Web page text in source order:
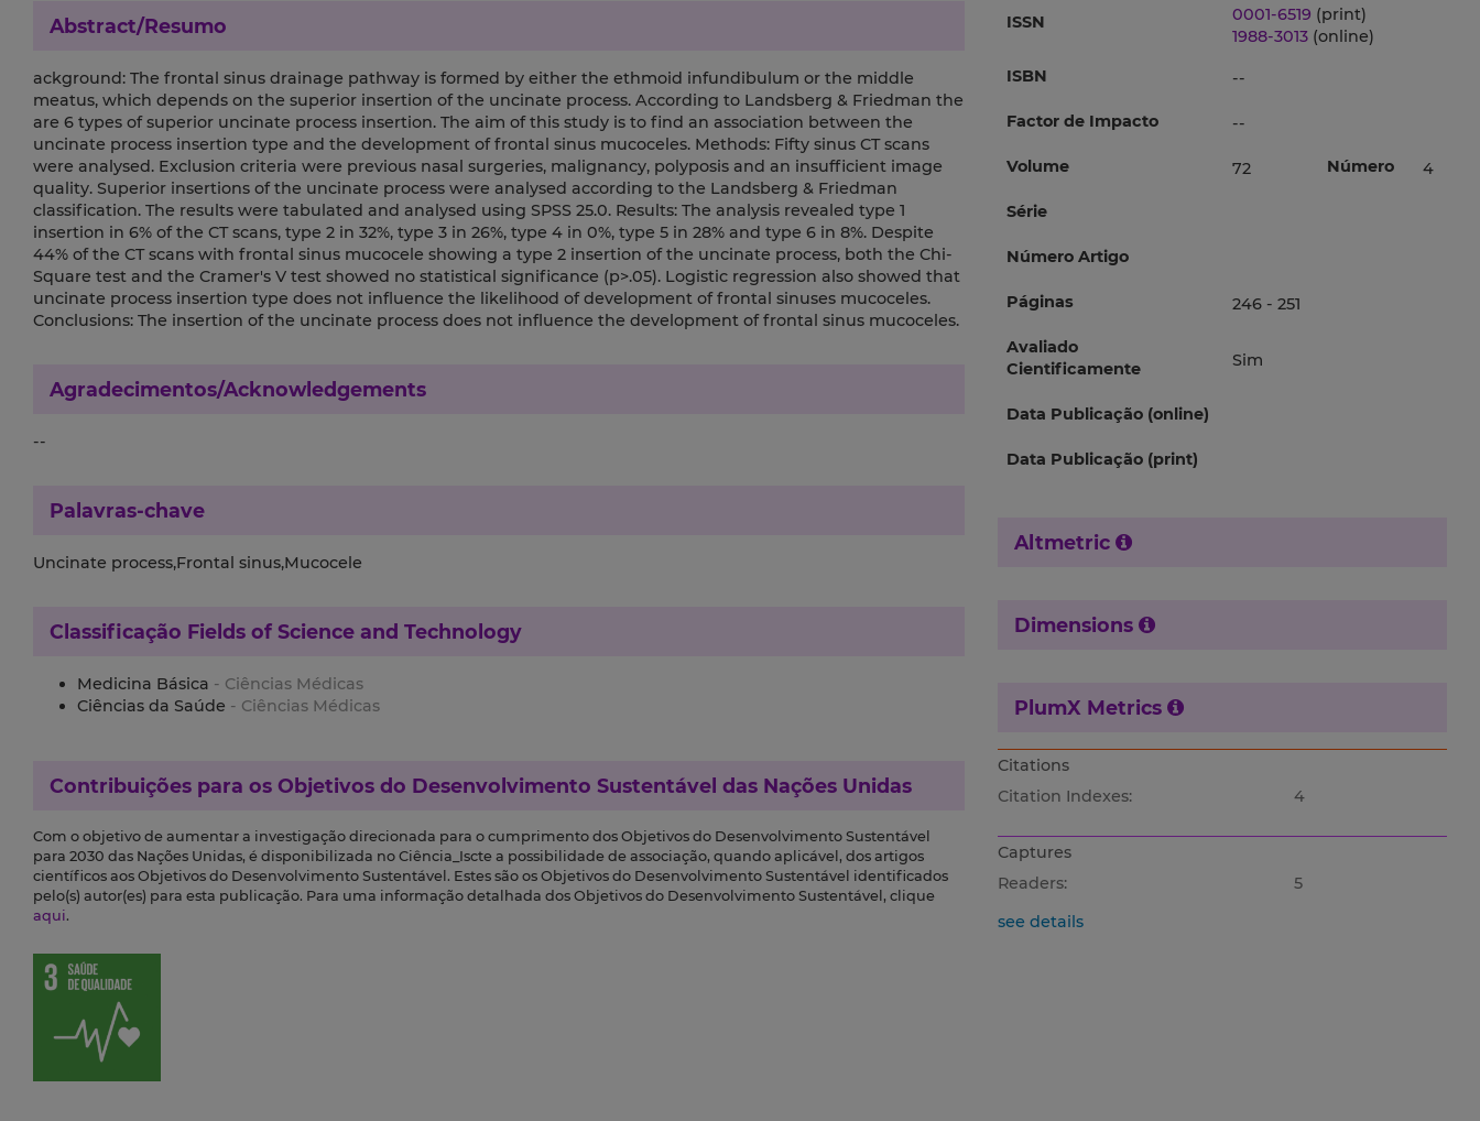
Abstract/Resumo
ackground: The frontal sinus drainage pathway is formed by either the ethmoid infundibulum or the middle
meatus, which depends on the superior insertion of the uncinate process. According to Landsberg & Friedman the
are 6 types of superior uncinate process insertion. The aim of this study is to find an association between the
uncinate process insertion type and the development of frontal sinus mucoceles. Methods: Fifty sinus CT scans
were analysed. Exclusion criteria were previous nasal surgeries, malignancy, polyposis and an insufficient image
quality. Superior insertions of the uncinate process were analysed according to the Landsberg & Friedman
classification. The results were tabulated and analysed using SPSS 25.0. Results: The analysis revealed type 1
insertion in 6% of the CT scans, type 2 in 32%, type 3 in 26%, type 4 in 0%, type 5 in 28% and type 6 in 8%. Despite
44% of the CT scans with frontal sinus mucocele showing a type 2 insertion of the uncinate process, both the Chi-
Square test and the Cramer's V test showed no statistical significance (p>.05). Logistic regression also showed that
uncinate process insertion type does not influence the likelihood of development of frontal sinuses mucoceles.
Conclusions: The insertion of the uncinate process does not influence the development of frontal sinus mucoceles.
Agradecimentos/Acknowledgements
--
Palavras-chave
Uncinate process,Frontal sinus,Mucocele
Classificação Fields of Science and Technology
Medicina Básica - Ciências Médicas
Ciências da Saúde - Ciências Médicas
Contribuições para os Objetivos do Desenvolvimento Sustentável das Nações Unidas
Com o objetivo de aumentar a investigação direcionada para o cumprimento dos Objetivos do Desenvolvimento Sustentável
para 2030 das Nações Unidas, é disponibilizada no Ciência_Iscte a possibilidade de associação, quando aplicável, dos artigos
científicos aos Objetivos do Desenvolvimento Sustentável. Estes são os Objetivos do Desenvolvimento Sustentável identificados
pelo(s) autor(es) para esta publicação. Para uma informação detalhada dos Objetivos do Desenvolvimento Sustentável, clique
aqui.
ISSN 0001-6519 (print)
1988-3013 (online)
ISBN
--
Factor de Impacto --
Volume 72 Número 4
Série
Número Artigo
Páginas 246 - 251
Avaliado
Cientificamente
Sim
Data Publicação (online)
Data Publicação (print)
Altmetric
Dimensions
PlumX Metrics
Citations
Citation Indexes:
4
Captures
Readers:
5
see details